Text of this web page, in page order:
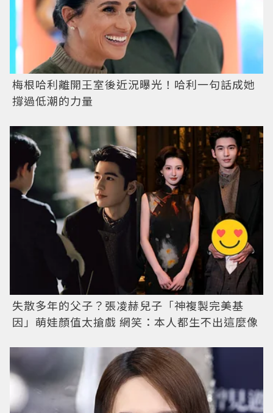
梅根哈利離開王室後近況曝光！哈利一句話成她
撐過低潮的力量
失散多年的父子？張凌赫兒子「神複製完美基
因」萌娃顏值太搶戲 網笑：本人都生不出這麼像